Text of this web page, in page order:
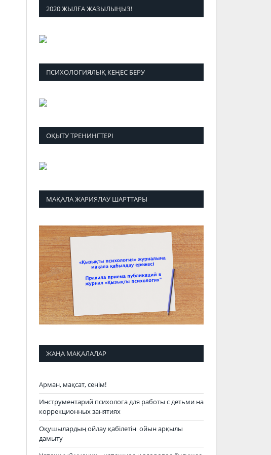
2020 ЖЫЛҒА ЖАЗЫЛЫҢЫЗ!
ПСИХОЛОГИЯЛЫҚ КЕҢЕС БЕРУ
ОҚЫТУ ТРЕНИНГТЕРІ
МАҚАЛА ЖАРИЯЛАУ ШАРТТАРЫ
ЖАҢА МАҚАЛАЛАР
Арман, мақсат, сенім!
Инструментарий психолога для работы с детьми на
коррекционных занятиях
Оқушылардың ойлау қабілетін ойын арқылы
дамыту